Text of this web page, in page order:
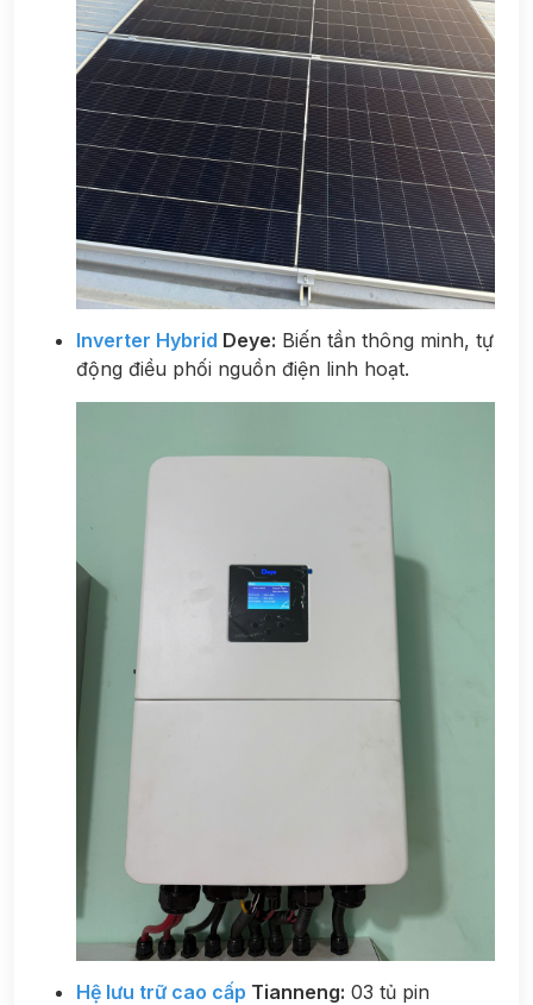
Inverter Hybrid Deye: Biến tần thông minh, tự
động điều phối nguồn điện linh hoạt.
Hệ lưu trữ cao cấp Tianneng: 03 tủ pin